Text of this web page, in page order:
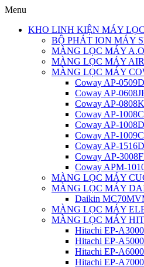
Menu
KHO LINH KIỆN MÁY
BỘ PHÁT ION MÁY
MÀNG LỌC MÁY
MÀNG LỌC MÁY
MÀNG LỌC MÁY
Coway AP-
Coway AP-
Coway AP-
Coway AP-
Coway AP-
Coway AP-
Coway AP-1516D
Coway AP-
Coway APM-
MÀNG LỌC MÁY
MÀNG LỌC MÁY
Daikin
MÀNG LỌC MÁY
MÀNG LỌC MÁY
Hitachi EP-A3000
Hitachi EP-A5000
Hitachi EP-A6000
Hitachi EP-A7000